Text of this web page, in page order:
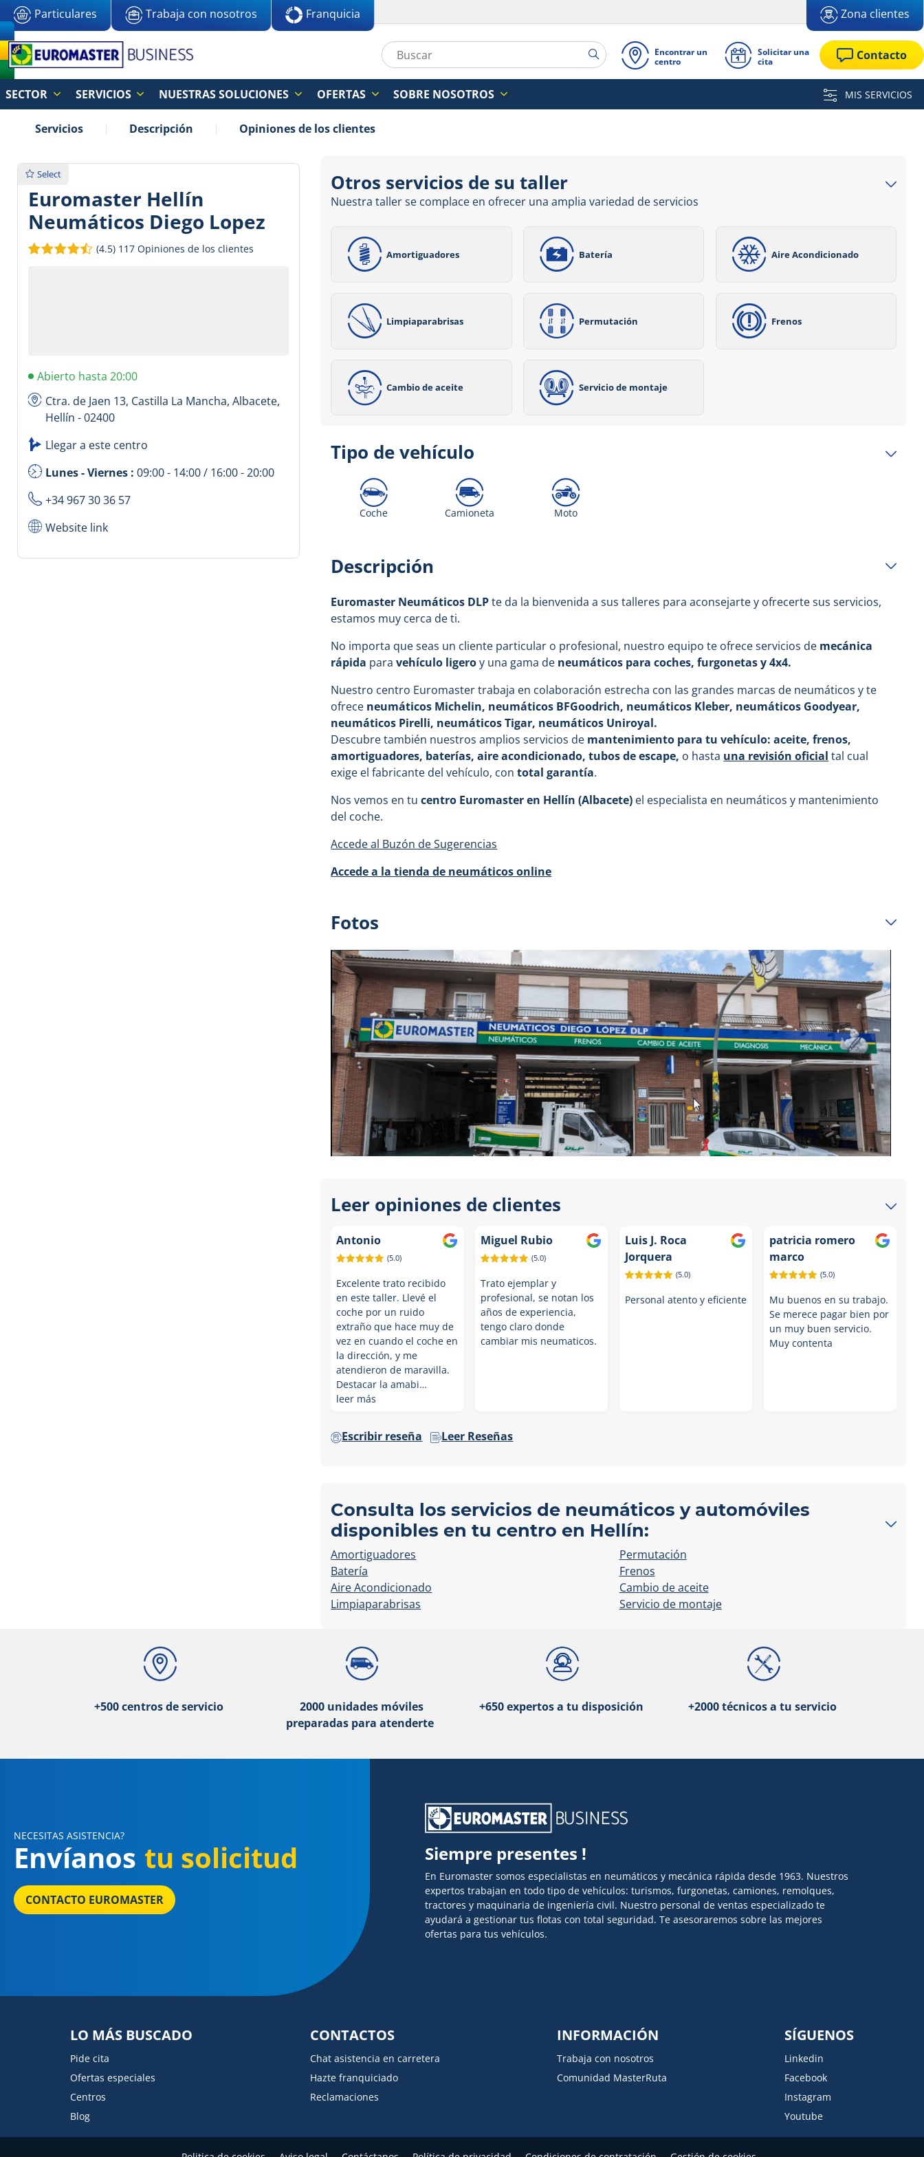
Particulares Trabaja con nosotros Franquicia Zona clientes
Encontrar un
centro
Solicitar una
cita
Contacto
SECTOR SERVICIOS NUESTRAS SOLUCIONES OFERTAS SOBRE NOSOTROS MIS SERVICIOS
Servicios Descripción Opiniones de los clientes
Select
Euromaster Hellín
Neumáticos Diego Lopez
(4.5) 117 Opiniones de los clientes
Abierto hasta 20:00
Ctra. de Jaen 13, Castilla La Mancha, Albacete,
Hellín - 02400
Llegar a este centro
Lunes - Viernes : 09:00 - 14:00 / 16:00 - 20:00
+34 967 30 36 57
Website link
Otros servicios de su taller
Nuestra taller se complace en ofrecer una amplia variedad de servicios
Amortiguadores Batería Aire Acondicionado
Limpiaparabrisas Permutación Frenos
Cambio de aceite Servicio de montaje
Tipo de vehículo
Coche Camioneta Moto
Descripción
Euromaster Neumáticos DLPte da la bienvenida a sus talleres para aconsejarte y ofrecerte sus servicios,
estamos muy cerca de ti.
No importa que seas un cliente particular o profesional, nuestro equipo te ofrece servicios de mecánica
rápida paravehículo ligeroy una gama de neumáticos para coches, furgonetas y 4x4.
Nuestro centro Euromaster trabaja en colaboración estrecha con las grandes marcas de neumáticos y te
ofrece neumáticos Michelin, neumáticos BFGoodrich, neumáticos Kleber, neumáticos Goodyear,
neumáticos Pirelli, neumáticos Tigar, neumáticos Uniroyal.
Descubre también nuestros amplios servicios de mantenimiento para tu vehículo: aceite, frenos,
amortiguadores, baterías, aire acondicionado, tubos de escape, o hasta una revisión oficial tal cual
exige el fabricante del vehículo, contotal garantía.
Nos vemos en tucentro Euromaster en Hellín (Albacete) el especialista en neumáticos y mantenimiento
del coche.
Accede al Buzón de Sugerencias
Accede a la tienda de neumáticos online
Fotos
Leer opiniones de clientes
Antonio
(5.0)
Excelente trato recibido
en este taller. Llevé el
coche por un ruido
extraño que hace muy de
vez en cuando el coche en
la dirección, y me
atendieron de maravilla.
Destacar la amabi…
leer más
Miguel Rubio
(5.0)
Trato ejemplar y
profesional, se notan los
años de experiencia,
tengo claro donde
cambiar mis neumaticos.
Luis J. Roca
Jorquera
(5.0)
Personal atento y eficiente
patricia romero
marco
(5.0)
Mu buenos en su trabajo.
Se merece pagar bien por
un muy buen servicio.
Muy contenta
Escribir reseña Leer Reseñas
Consulta los servicios de neumáticos y automóviles
disponibles en tu centro en Hellín:
Amortiguadores
Batería
Aire Acondicionado
Limpiaparabrisas
Permutación
Frenos
Cambio de aceite
Servicio de montaje
+500 centros de servicio
2000 unidades móviles
preparadas para atenderte
+650 expertos a tu disposición +2000 técnicos a tu servicio
NECESITAS ASISTENCIA?
Envíanos tu solicitud
CONTACTO EUROMASTER
Siempre presentes !
En Euromaster somos especialistas en neumáticos y mecánica rápida desde 1963. Nuestros
expertos trabajan en todo tipo de vehículos: turismos, furgonetas, camiones, remolques,
tractores y maquinaria de ingeniería civil. Nuestro personal de ventas especializado te
ayudará a gestionar tus flotas con total seguridad. Te asesoraremos sobre las mejores
ofertas para tus vehículos.
LO MÁS BUSCADO
Pide cita
Ofertas especiales
Centros
Blog
CONTACTOS
Chat asistencia en carretera
Hazte franquiciado
Reclamaciones
INFORMACIÓN
Trabaja con nosotros
Comunidad MasterRuta
SÍGUENOS
Linkedin
Facebook
Instagram
Youtube